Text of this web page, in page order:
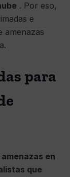
. Por eso,
e
amenazas
para
en
que